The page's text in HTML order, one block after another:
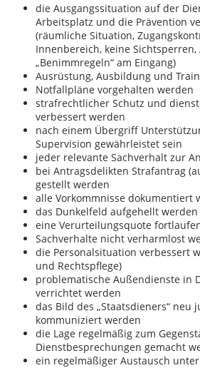
die Ausgangssituation auf der
Arbeitsplatz und die Prävention
(räumliche Situation,
Innenbereich, keine Sichtsperren,
„Benimmregeln“ am Eingang)
Ausrüstung, Ausbildung und
Notfallpläne vorgehalten werden
strafrechtlicher Schutz und
verbessert werden
nach einem Übergriff
Supervision gewährleistet sein
jeder relevante Sachverhalt zur
bei Antragsdelikten Strafantrag
gestellt werden
alle Vorkommnisse dokumentiert
das Dunkelfeld aufgehellt
eine Verurteilungsquote
Sachverhalte nicht verharmlost
die Personalsituation verbessert
und Rechtspflege)
problematische Außendienste in
verrichtet werden
das Bild des „Staatsdieners“ neu
kommuniziert werden
die Lage regelmäßig zum
Dienstbesprechungen gemacht
ein regelmäßiger Austausch